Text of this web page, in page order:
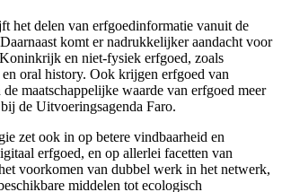
het delen van erfgoedinformatie vanuit de
komt er nadrukkelijker aandacht voor
en niet-fysiek erfgoed, zoals
oral history. Ook krijgen erfgoed van
de maatschappelijke waarde van erfgoed meer
de Uitvoeringsagenda Faro.
zet ook in op betere vindbaarheid en
erfgoed, en op allerlei facetten van
voorkomen van dubbel werk in het netwerk,
middelen tot ecologisch